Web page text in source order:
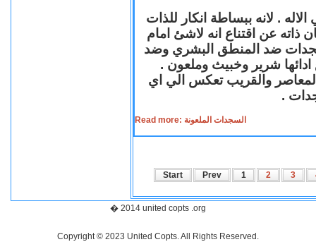
. لانه ببساطة انكار للذات
ذاته عن اقتناع انه لاشئ امام
ضد المنطق البشري وضد
ادائها شرير وخبيث وملعون .
المعاصر والقريب تعكس الي اي
.
Read more: السجدات الملعونة
Start Prev 1 2 3
� 2014 united copts .org
Copyright © 2023 United Copts. All Rights Reserved.